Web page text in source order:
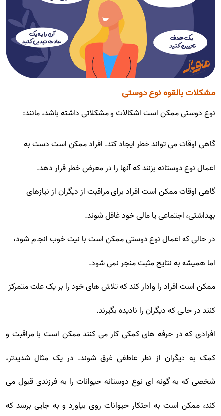
مشکلات بالقوه نوع دوستی
نوع دوستی ممکن است اشکالات و مشکلاتی داشته باشد، مانند:
گاهی اوقات می تواند خطر ایجاد کند. افراد ممکن است دست به
اعمال نوع دوستانه بزنند که آنها را در معرض خطر قرار دهد.
گاهی اوقات ممکن است افراد برای مراقبت از دیگران از نیازهای
بهداشتی، اجتماعی یا مالی خود غافل شوند.
در حالی که اعمال نوع دوستی ممکن است با نیت خوب انجام شود،
اما همیشه به نتایج مثبت منجر نمی شود.
ممکن است افراد را وادار کند که تلاش های خود را بر یک علت متمرکز
کنند در حالی که دیگران را نادیده بگیرند.
افرادی که در حرفه های کمکی کار می کنند ممکن است با مراقبت و
کمک به دیگران از نظر عاطفی غرق شوند. در یک مثال شدیدتر،
شخصی که به گونه ای نوع دوستانه حیوانات را به فرزندی قبول می
کند، ممکن است به احتکار حیوانات روی بیاورد و به جایی برسد که